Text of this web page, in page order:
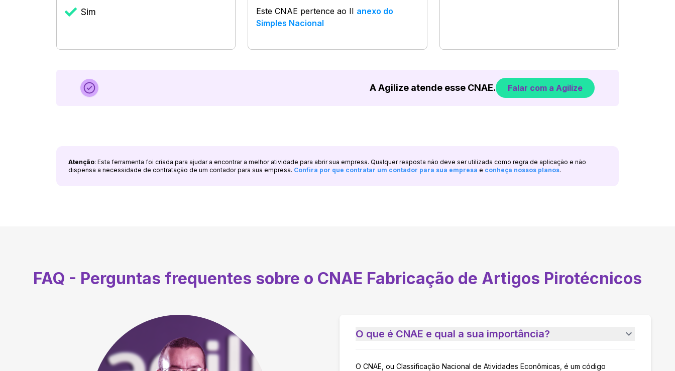
Sim Este CNAE pertence ao II anexo do
Simples Nacional
A Agilize atende esse CNAE. Falar com a Agilize
Atenção: Esta ferramenta foi criada para ajudar a encontrar a melhor atividade para abrir sua empresa. Qualquer resposta não deve ser utilizada como regra de aplicação e não
dispensa a necessidade de contratação de um contador para sua empresa. Confira por que contratar um contador para sua empresa e conheça nossos planos.
FAQ - Perguntas frequentes sobre o CNAE Fabricação de Artigos Pirotécnicos
O que é CNAE e qual a sua importância?
O CNAE, ou Classificação Nacional de Atividades Econômicas, é um código